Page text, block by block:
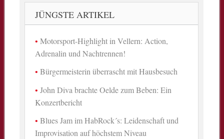
JÜNGSTE ARTIKEL
Motorsport-Highlight in Vellern: Action,
Adrenalin und Nachtrennen!
Bürgermeisterin überrascht mit Hausbesuch
John Diva brachte Oelde zum Beben: Ein
Konzertbericht
Blues Jam im HabRock´s: Leidenschaft und
Improvisation auf höchstem Niveau